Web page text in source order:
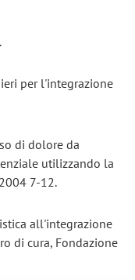
per l'integrazione
di dolore da
utilizzando la
7-12.
all'integrazione
di cura, Fondazione